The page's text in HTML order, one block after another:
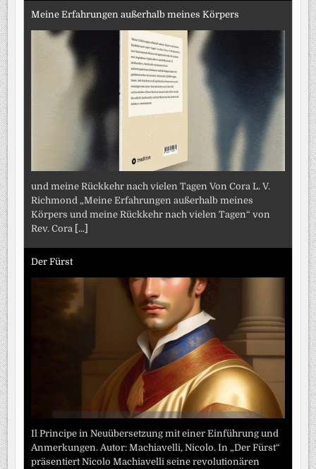
Meine Erfahrungen außerhalb meines Körpers
und meine Rückkehr nach vielen Tagen Von Cora L. V.
Richmond „Meine Erfahrungen außerhalb meines
Körpers und meine Rückkehr nach vielen Tagen“ von
Rev. Cora [...]
Der Fürst
Il Principe in Neuübersetzung mit einer Einführung und
Anmerkungen. Autor: Machiavelli, Nicolo. In „Der Fürst“
präsentiert Nicolo Machiavelli seine revolutionären